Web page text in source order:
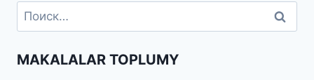
Найти:
MAKALALAR TOPLUMY